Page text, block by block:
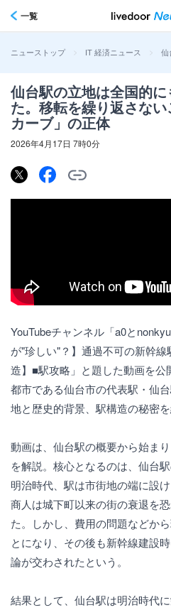
一覧
ニューストップ > IT 経済ニュース > 仙
仙台駅の立地は全国的
た。移転を繰り返さな
カーブ」の正体
2026年4月17日 7時0分
YouTubeチャンネル「a0と
が"珍しい"？】通過不可の新幹
造】■駅攻略」と題した動画を
都市である仙台市の代表駅・仙
地と歴史的背景、駅構造の秘密を
動画は、仙台駅の概要から始ま
を解説。核心となるのは、仙台
明治時代、駅は市街地の端に設
商人は城下町以来の街の衰退を
た。しかし、費用の問題などか
とになり、その後も新幹線建設
論が交わされたという。
結果として、仙台駅は明治時代